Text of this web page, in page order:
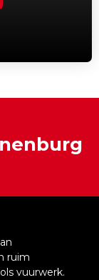
ruim
vuurwerk.